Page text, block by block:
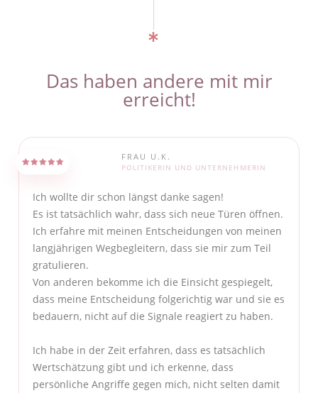
Das haben andere mit mir
erreicht!
FRAU U.K.
POLITIKERIN UND UNTERNEHMERIN
Ich wollte dir schon längst danke sagen!
Es ist tatsächlich wahr, dass sich neue Türen öffnen.
Ich erfahre mit meinen Entscheidungen von meinen
langjährigen Wegbegleitern, dass sie mir zum Teil
gratulieren.
Von anderen bekomme ich die Einsicht gespiegelt,
dass meine Entscheidung folgerichtig war und sie es
bedauern, nicht auf die Signale reagiert zu haben.
Ich habe in der Zeit erfahren, dass es tatsächlich
Wertschätzung gibt und ich erkenne, dass
persönliche Angriffe gegen mich, nicht selten damit